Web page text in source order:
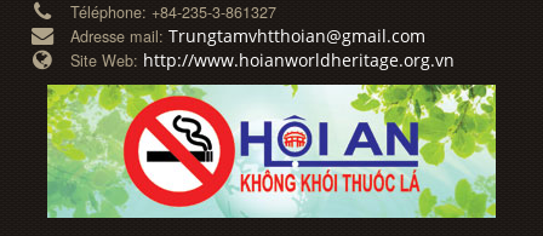
Téléphone:+84-235-3-861327
Adresse mail:Trungtamvhtthoian@gmail.com
Site Web: http://www.hoianworldheritage.org.vn